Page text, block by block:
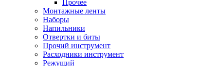
Прочее
Монтажные ленты
Наборы
Напильники
Отвертки и биты
Прочий инструмент
Расходники инструмент
Режущий